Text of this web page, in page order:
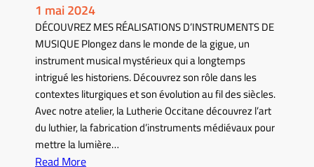
1 mai 2024
DÉCOUVREZ MES RÉALISATIONS D’INSTRUMENTS DE
MUSIQUE Plongez dans le monde de la gigue, un
instrument musical mystérieux qui a longtemps
intrigué les historiens. Découvrez son rôle dans les
contextes liturgiques et son évolution au fil des siècles.
Avec notre atelier, la Lutherie Occitane découvrez l’art
du luthier, la fabrication d’instruments médiévaux pour
mettre la lumière…
Read More